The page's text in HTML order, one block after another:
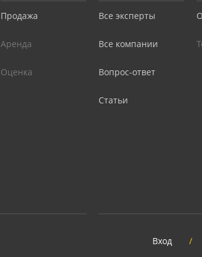
Продажа
Аренда
Оценка
Все эксперты
Все компании
Вопрос-ответ
Статьи
Вход /